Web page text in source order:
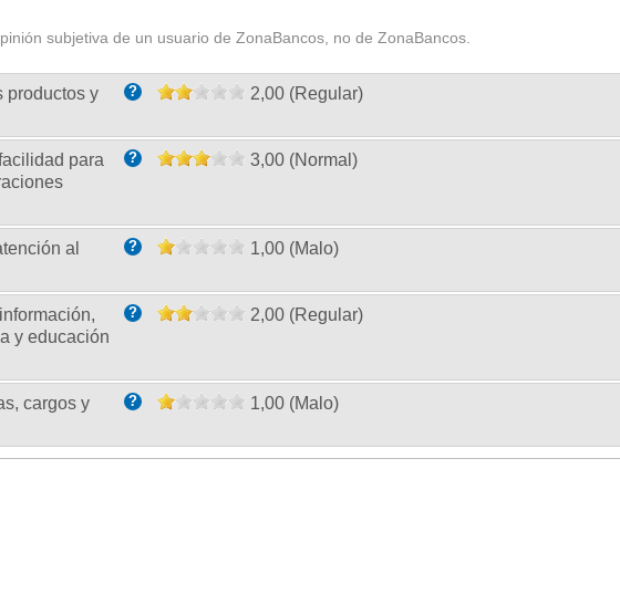
subjetiva de un usuario de ZonaBancos, no de ZonaBancos.
productos y
? 2,00 (Regular)
para
? 3,00 (Normal)
al
? 1,00 (Malo)
y educación
? 2,00 (Regular)
cargos y
? 1,00 (Malo)